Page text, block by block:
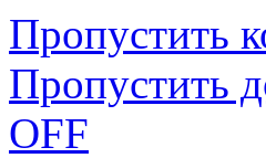
Пропустить
Пропустить
OFF